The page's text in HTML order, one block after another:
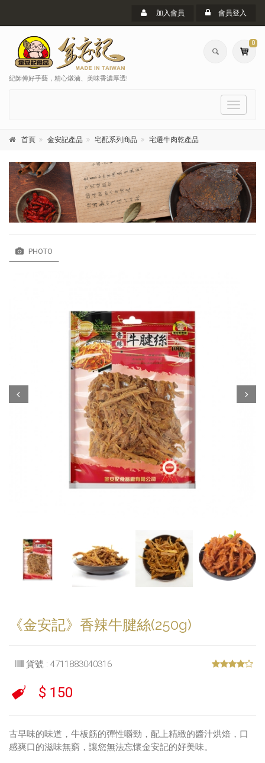
加入會員 會員登入
0
紀師傅好手藝，精心燉滷、美味香濃厚透!
選
首頁 金安記產品 宅配系列商品 宅選牛肉乾產品
PHOTO
Prev Next
《金安記》香辣牛腱絲(250g)
貨號 : 4711883040316
$ 150
古早味的味道，牛板筋的彈性嚼勁，配上精緻的醬汁烘焙 ，口
感爽口的滋味無窮，讓您無法忘懷金安記的好美味。